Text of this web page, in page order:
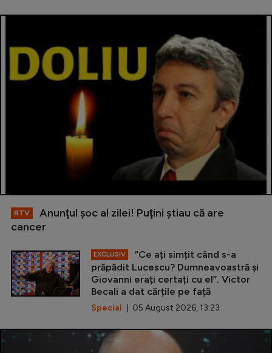
RTV
Anunţul şoc al zilei! Puţini ştiau că are
cancer
EXCLUSIV
”Ce ați simțit când s-a
prăpădit Lucescu? Dumneavoastră și
Giovanni erați certați cu el”. Victor
Becali a dat cărțile pe față
Special | 05 August 2026, 13:23